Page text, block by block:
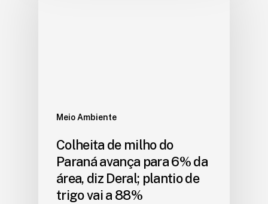
Meio Ambiente
Colheita de milho do
Paraná avança para 6% da
área, diz Deral; plantio de
trigo vai a 88%